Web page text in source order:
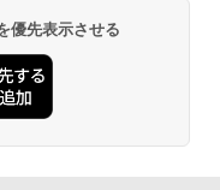
優先表示させる